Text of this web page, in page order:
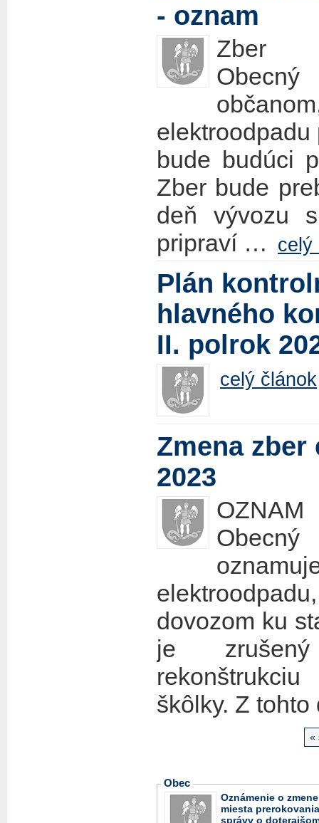
- oznam
Zber
bude budúci
Zber bude
deň vývozu
pripraví …
celý
Plán
hlavného
II. polrok
celý článok
Zmena
2023
dovozom ku
je
škôlky. Z
«
Obec
Oznámenie o zmene
miesta prerokovania
správy o